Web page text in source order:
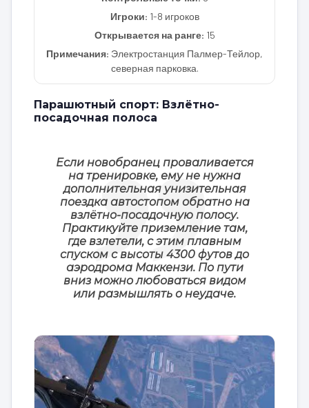
Игроки: 1-8 игроков
Открывается на ранге: 15
Примечания: Электростанция Палмер-Тейлор,
северная парковка.
Парашютный спорт: Взлётно-
посадочная полоса
Если новобранец проваливается
на тренировке, ему не нужна
дополнительная унизительная
поездка автостопом обратно на
взлётно-посадочную полосу.
Практикуйте приземление там,
где взлетели, с этим плавным
спуском с высоты 4300 футов до
аэродрома Маккензи. По пути
вниз можно любоваться видом
или размышлять о неудаче.